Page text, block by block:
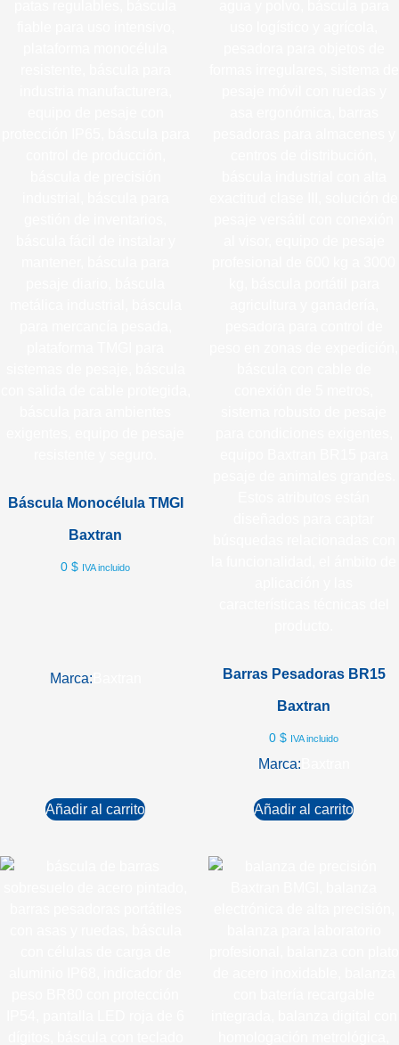
Báscula Monocélula TMGI
Baxtran
0 $ IVA incluido
Marca:
Añadir al carrito
Barras Pesadoras BR15
Baxtran
0 $ IVA incluido
Marca:
Añadir al carrito